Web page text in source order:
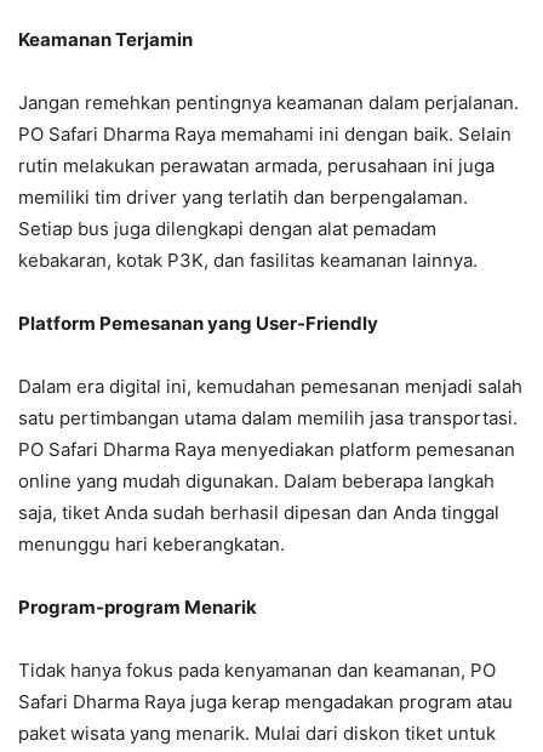
Keamanan Terjamin
Jangan remehkan pentingnya keamanan dalam perjalanan.
PO Safari Dharma Raya memahami ini dengan baik. Selain
rutin melakukan perawatan armada, perusahaan ini juga
memiliki tim driver yang terlatih dan berpengalaman.
Setiap bus juga dilengkapi dengan alat pemadam
kebakaran, kotak P3K, dan fasilitas keamanan lainnya.
Platform Pemesanan yang User-Friendly
Dalam era digital ini, kemudahan pemesanan menjadi salah
satu pertimbangan utama dalam memilih jasa transportasi.
PO Safari Dharma Raya menyediakan platform pemesanan
online yang mudah digunakan. Dalam beberapa langkah
saja, tiket Anda sudah berhasil dipesan dan Anda tinggal
menunggu hari keberangkatan.
Program-program Menarik
Tidak hanya fokus pada kenyamanan dan keamanan, PO
Safari Dharma Raya juga kerap mengadakan program atau
paket wisata yang menarik. Mulai dari diskon tiket untuk